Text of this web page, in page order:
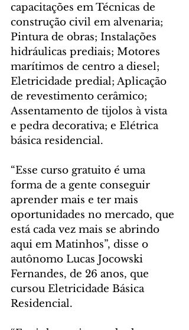
capacitações em Técnicas de
construção civil em alvenaria;
Pintura de obras; Instalações
hidráulicas prediais; Motores
marítimos de centro a diesel;
Eletricidade predial; Aplicação
de revestimento cerâmico;
Assentamento de tijolos à vista
e pedra decorativa; e Elétrica
básica residencial.
“Esse curso gratuito é uma
forma de a gente conseguir
aprender mais e ter mais
oportunidades no mercado, que
está cada vez mais se abrindo
aqui em Matinhos”, disse o
autônomo Lucas Jocowski
Fernandes, de 26 anos, que
cursou Eletricidade Básica
Residencial.